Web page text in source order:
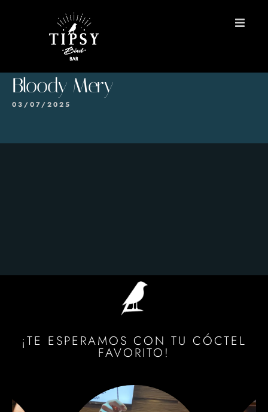
Bloody Mery
03/07/2025
¡TE ESPERAMOS CON TU CÓCTEL
FAVORITO!